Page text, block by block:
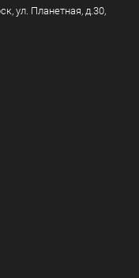
ул. Планетная, д.30,